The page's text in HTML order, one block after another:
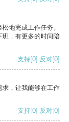
地完成工作任务。
班，有更多的时间陪
支持[0] 反对[0]
求，让我能够在工作
支持[0] 反对[0]